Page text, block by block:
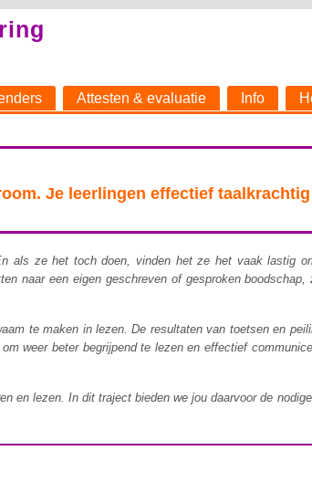
Attesten & evaluatie Info
Je leerlingen effectief
als ze het toch doen, vinden het ze het vaak lastig
naar een eigen geschreven of gesproken
te maken in lezen. De resultaten van toetsen en
weer beter begrijpend te lezen en effectief
en lezen. In dit traject bieden we jou daarvoor de